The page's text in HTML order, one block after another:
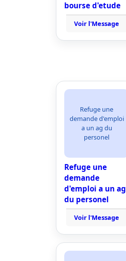
bourse d'etude
Voir l'Message
Refuge une
demande d'emploi
a un ag du
personel
Refuge une
demande
d'emploi a un ag
du personel
Voir l'Message